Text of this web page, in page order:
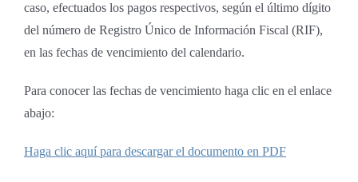
caso, efectuados los pagos respectivos, según el último dígito
del número de Registro Único de Información Fiscal (RIF),
en las fechas de vencimiento del calendario.
Para conocer las fechas de vencimiento haga clic en el enlace
abajo:
Haga clic aquí para descargar el documento en PDF